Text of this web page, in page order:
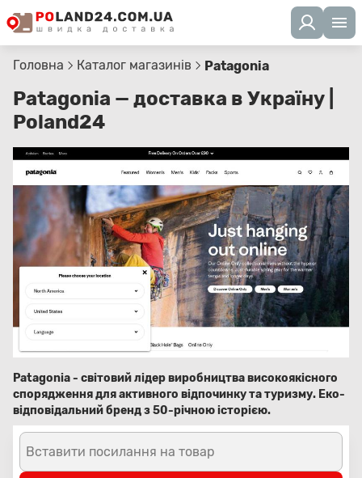
Головна Каталог магазинів Patagonia
Patagonia — доставка в Україну |
Poland24
Patagonia - світовий лідер виробництва високоякісного
спорядження для активного відпочинку та туризму. Еко-
відповідальний бренд з 50-річною історією.
Вставити посилання на товар